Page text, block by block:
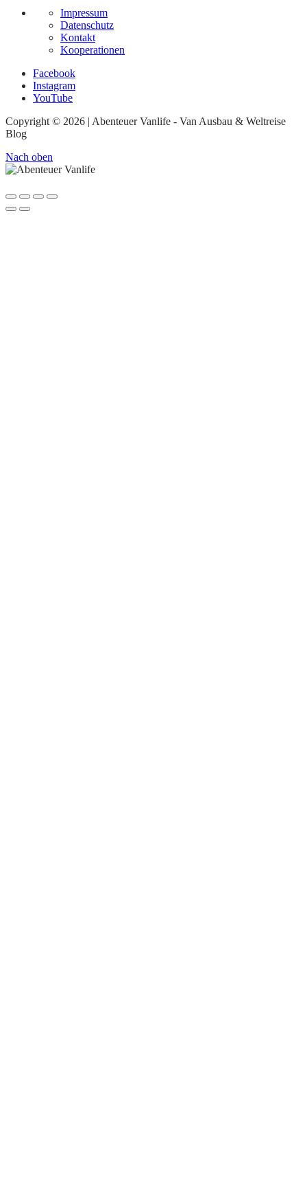
Impressum
Datenschutz
Kontakt
Kooperationen
Facebook
Instagram
YouTube
Copyright © 2026 | Abenteuer Vanlife - Van Ausbau & Weltreise
Blog
Nach oben